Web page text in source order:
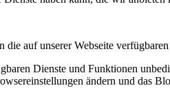
auf unserer Webseite
Dienste und Funktionen
ändern und das